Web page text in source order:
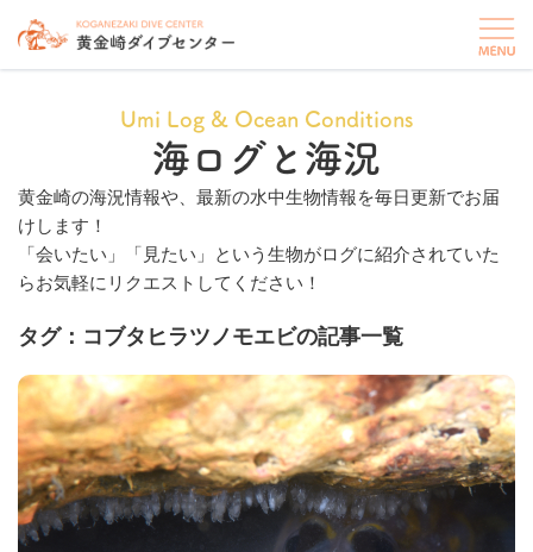
Umi Log & Ocean Conditions
海ログと海況
黄金崎の海況情報や、最新の水中生物情報を毎日更新でお届
けします！
「会いたい」「見たい」という生物がログに紹介されていた
らお気軽にリクエストしてください！
タグ：コブタヒラツノモエビの記事一覧